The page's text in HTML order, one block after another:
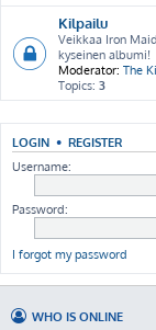
Kilpailu
Veikkaa Iron
kyseinen albumi!
Moderator: The
Topics: 3
LOGIN • REGISTER
Username:
Password:
I forgot my password
WHO IS ONLINE